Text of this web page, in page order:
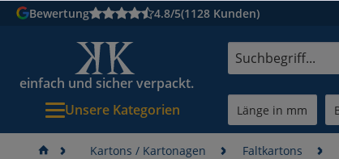
Bewertung 4.8/5(1128 Kunden)
einfach und sicher verpackt.
Unsere Kategorien
Kartons / Kartonagen Faltkartons